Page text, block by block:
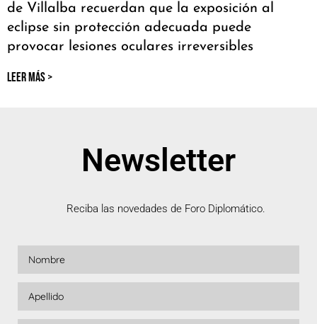
de Villalba recuerdan que la exposición al
eclipse sin protección adecuada puede
provocar lesiones oculares irreversibles
LEER MÁS >
Newsletter
Reciba las novedades de Foro Diplomático.